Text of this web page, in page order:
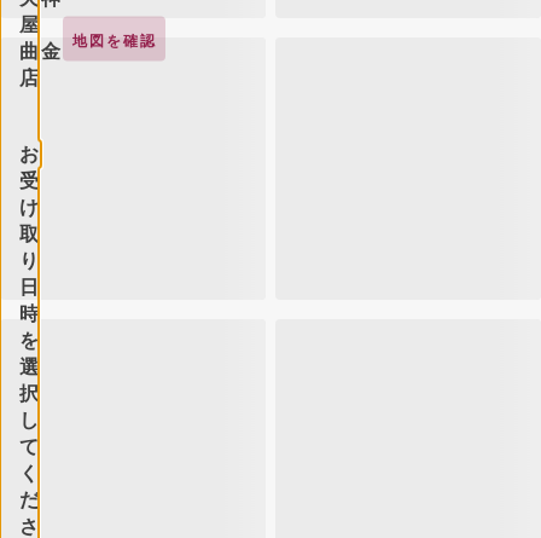
屋
曲金
店
地図を確認
お
受
け
取
り
日
時
を
選
択
し
て
く
だ
さ